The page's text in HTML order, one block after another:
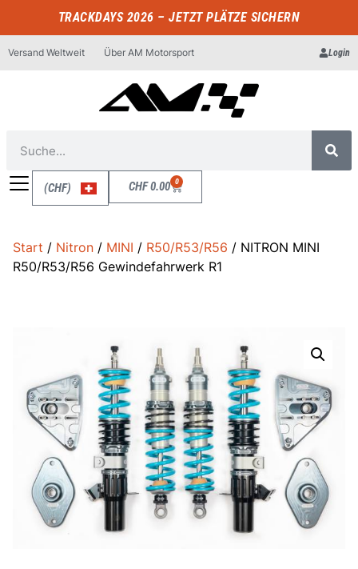
TRACKDAYS 2026 – JETZT PLÄTZE SICHERN
Versand Weltweit Über AM Motorsport Login
(CHF) CHF0.00 0
Start / Nitron / MINI / R50/R53/R56 / NITRON MINI
R50/R53/R56 Gewindefahrwerk R1